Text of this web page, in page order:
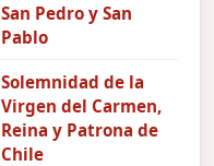
San Pedro y San
Pablo
Solemnidad de la
Virgen del Carmen,
Reina y Patrona de
Chile